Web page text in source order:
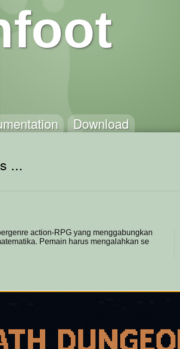
Download
...
action-RPG yang menggabungkan
Pemain harus mengalahkan se